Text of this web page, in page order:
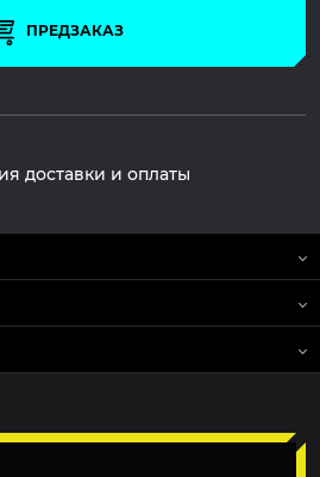
ПРЕДЗАКАЗ
доставки и оплаты